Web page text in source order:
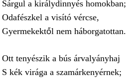
Sárgul a királydinnyés homokban;
Odafészkel a visító vércse,
Gyermekektől nem háborgatottan.
Ott tenyészik a bús árvalyányhaj
S kék virága a szamárkenyérnek;